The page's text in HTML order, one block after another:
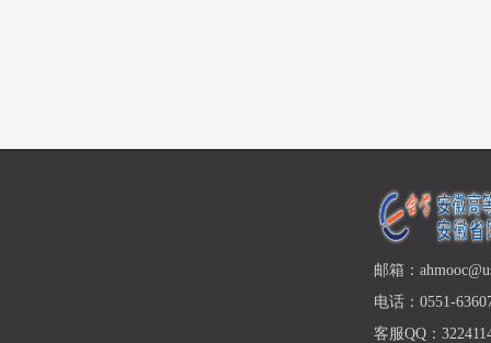
邮箱：
电话：0551-
客服QQ：